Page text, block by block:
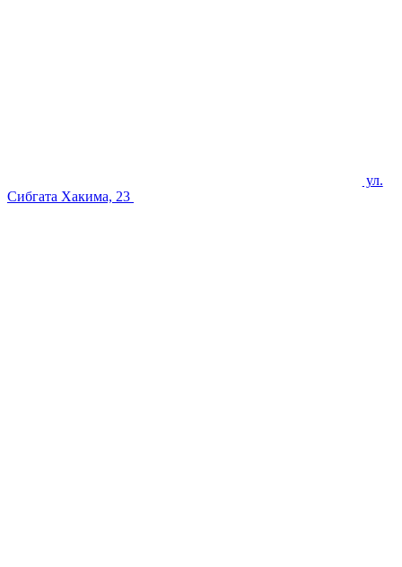
ул.
Сибгата Хакима, 23